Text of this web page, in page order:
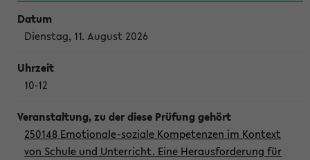
Dienstag, 11. August 2026
10-12
250148 Emotionale-soziale Kompetenzen im Kontext
von Schule und Unterricht. Eine Herausforderung für